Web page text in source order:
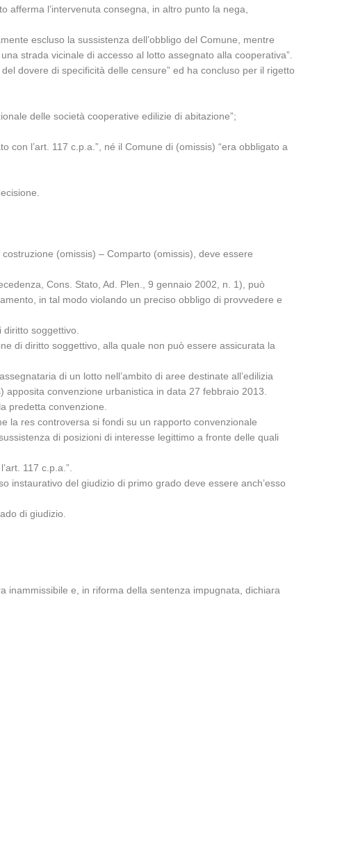
l’intervenuta consegna, in altro punto la nega,
escluso la sussistenza dell’obbligo del Comune, mentre
strada vicinale di accesso al lotto assegnato alla cooperativa”.
dovere di specificità delle censure” ed ha concluso per il rigetto
delle società cooperative edilizie di abitazione”;
con l’art. 117 c.p.a.”, né il Comune di (omissis) “era obbligato a
(omissis) – Comparto (omissis), deve essere
Cons. Stato, Ad. Plen., 9 gennaio 2002, n. 1), può
in tal modo violando un preciso obbligo di provvedere e
soggettivo.
di diritto soggettivo, alla quale non può essere assicurata la
di un lotto nell’ambito di aree destinate all’edilizia
convenzione urbanistica in data 27 febbraio 2013.
predetta convenzione.
la res controversa si fondi su un rapporto convenzionale
di posizioni di interesse legittimo a fronte delle quali
117 c.p.a.”.
instaurativo del giudizio di primo grado deve essere anch’esso
di giudizio.
inammissibile e, in riforma della sentenza impugnata, dichiara